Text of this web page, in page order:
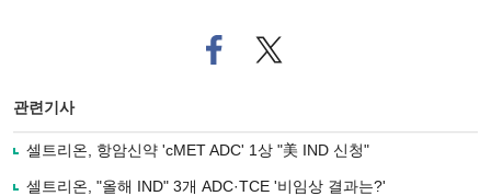
페
이
로
사
트위
터로
관련기사
셀트리온, 항암신약 'cMET ADC' 1상 "美 IND 신청"
셀트리온, "올해 IND" 3개 ADC·TCE '비임상 결과는?'